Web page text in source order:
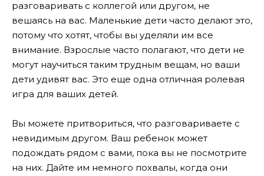
разговаривать с коллегой или другом, не
вешаясь на вас. Маленькие дети часто делают это,
потому что хотят, чтобы вы уделяли им все
внимание. Взрослые часто полагают, что дети не
могут научиться таким трудным вещам, но ваши
дети удивят вас. Это еще одна отличная ролевая
игра для ваших детей.
Вы можете притвориться, что разговариваете с
невидимым другом. Ваш ребенок может
подождать рядом с вами, пока вы не посмотрите
на них. Дайте им немного похвалы, когда они